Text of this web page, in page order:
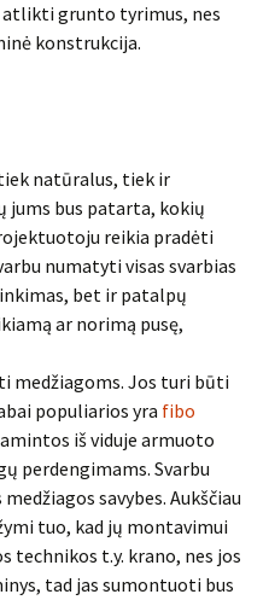
grunto tyrimus, nes
konstrukcija.
natūralus, tiek ir
bus patarta, kokių
reikia pradėti
numatyti visas svarbias
bet ir patalpų
ar norimą pusę,
medžiagoms. Jos turi būti
populiarios yra fibo
iš viduje armuoto
perdengimams. Svarbu
savybes. Aukščiau
tuo, kad jų montavimui
technikos t.y. krano, nes jos
tad jas sumontuoti bus